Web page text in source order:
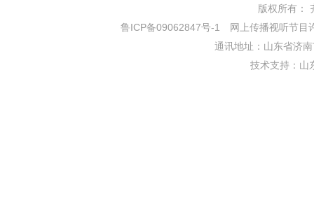
版权所有：
鲁ICP备09062847号-1
网上传播视听节目
通讯地址：山东省济
技术支持： 山